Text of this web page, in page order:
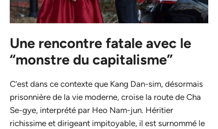
Une rencontre fatale avec le
“monstre du capitalisme”
C’est dans ce contexte que Kang Dan-sim, désormais
prisonnière de la vie moderne, croise la route de Cha
Se-gye, interprété par Heo Nam-jun. Héritier
richissime et dirigeant impitoyable, il est surnommé le